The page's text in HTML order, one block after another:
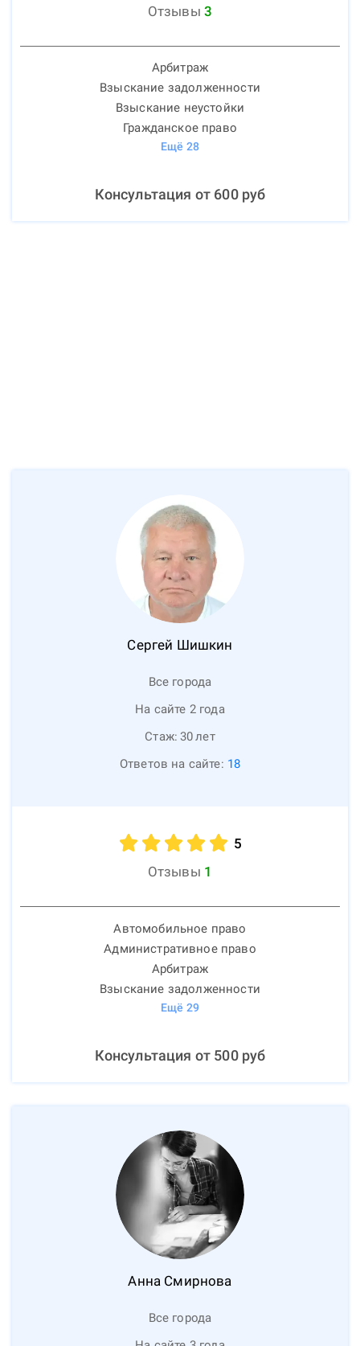
Отзывы 3
Арбитраж
Взыскание задолженности
Взыскание неустойки
Гражданское право
Ещё 28
Консультация от 600руб
Сергей Шишкин
Все города
На сайте 2 года
Стаж: 30лет
Ответов на сайте: 18
5
Отзывы 1
Автомобильное право
Административное право
Арбитраж
Взыскание задолженности
Ещё 29
Консультация от 500руб
Анна Смирнова
Все города